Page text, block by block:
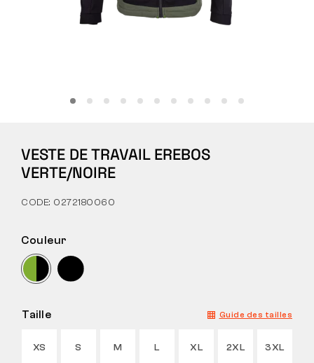
Tactique
À PROPOS DE NOUS
ARTICLES
MAGASIN AVEC BISTROT
CONTACT
VESTE DE TRAVAIL EREBOS
VERTE/NOIRE
CODE: 0272180060
Couleur
Taille Guide des tailles
XS S M L XL 2XL 3XL